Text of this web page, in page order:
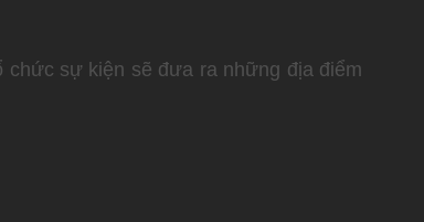
chức sự kiện sẽ đưa ra những địa điểm